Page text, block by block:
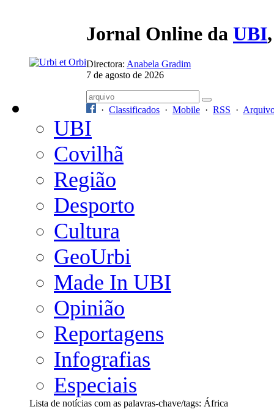
Jornal Online da UBI
Directora: Anabela Gradim
7 de agosto de 2026
· Classificados · Mobile · RSS ·
UBI
Covilhã
Região
Desporto
Cultura
GeoUrbi
Made In UBI
Opinião
Reportagens
Infografias
Especiais
Lista de notícias com as palavras-chave/tags: África